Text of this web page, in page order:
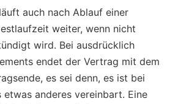
auch nach Ablauf einer
weiter, wenn nicht
wird. Bei ausdrücklich
endet der Vertrag mit dem
es sei denn, es ist bei
etwas anderes vereinbart. Eine